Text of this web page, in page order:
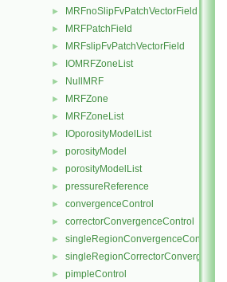
► MRFnoSlipFvPatchVectorField
► MRFPatchField
► MRFslipFvPatchVectorField
► IOMRFZoneList
► NullMRF
► MRFZone
► MRFZoneList
► IOporosityModelList
► porosityModel
► porosityModelList
► pressureReference
► convergenceControl
► correctorConvergenceControl
► singleRegionConvergenceControl
►
► pimpleControl